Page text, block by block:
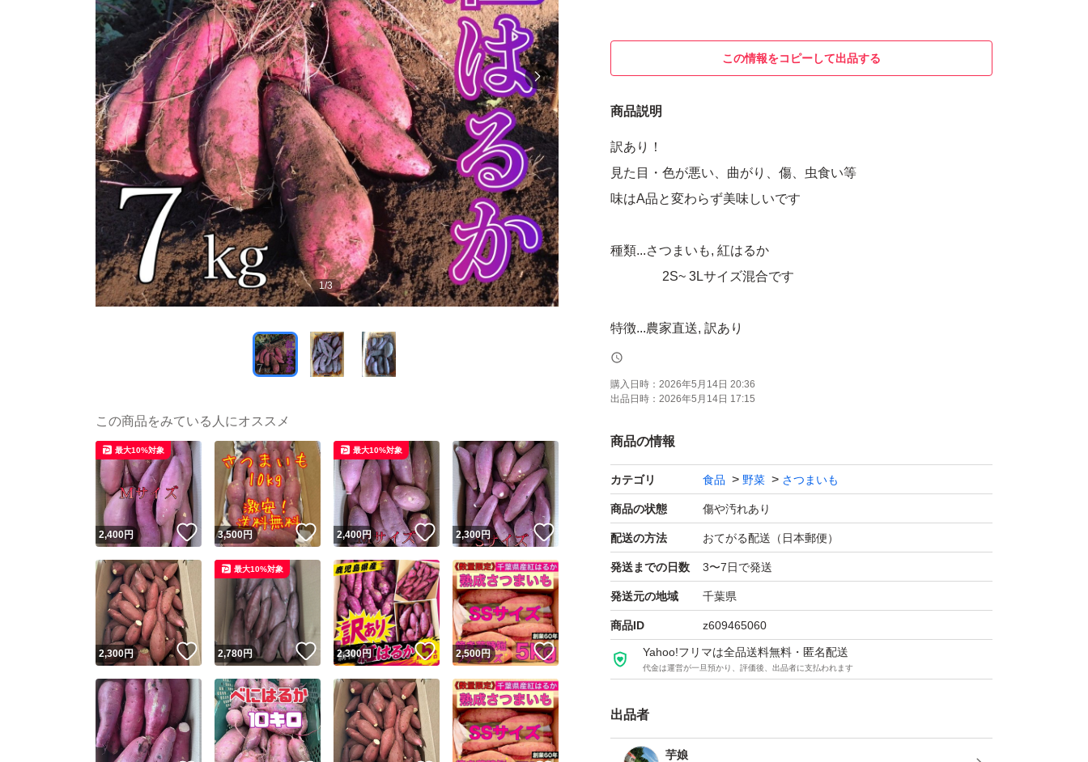
1/3
この情報をコピーして出品する
商品説明
訳あり！
見た目・色が悪い、曲がり、傷、虫食い等
味はA品と変わらず美味しいです
種類...さつまいも, 紅はるか
2S~ 3Lサイズ混合です
特徴...農家直送, 訳あり
量...7kg
土付きです。
お値下げ不可
計量はダンボールに詰めた状態で100~500gほど多く入れさせてい
ただきます。
芋の状態や在庫状況、市場価格の相場で価格が変更になる場合が
あります。
いねしている方はご理解ください。
購入日時： 2026年5月14日 20:36
出品日時： 2026年5月14日 17:15
商品の情報
カテゴリ 食品 野菜 さつまいも
商品の状態 傷や汚れあり
配送の方法 おてがる配送（日本郵便）
発送までの日数 3〜7日で発送
発送元の地域 千葉県
商品ID z609465060
Yahoo!フリマは全品送料無料・匿名配送
代金は運営が一旦預かり、評価後、出品者に支払われます
出品者
芋娘
この商品をみている人にオススメ
2,400円 いいね！
最大10%対象
3,500円 いいね！
2,400円 いいね！
最大10%対象
2,300円
2,300円 いいね！
2,780円 いいね！
最大10%対象
2,300円 いいね！
2,500円 いいね！